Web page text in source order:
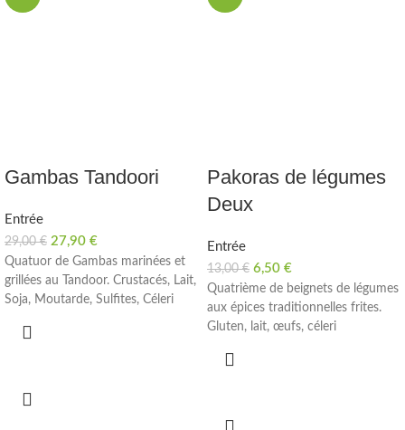
Gambas Tandoori
Entrée
29,00€ 27,90 €
Quatuor de Gambas marinées et
grillées au Tandoor. Crustacés, Lait,
Soja, Moutarde, Sulfites, Céleri
Pakoras de légumes
Deux
Entrée
13,00€ 6,50 €
Quatrième de beignets de légumes
aux épices traditionnelles frites.
Gluten, lait, œufs, céleri